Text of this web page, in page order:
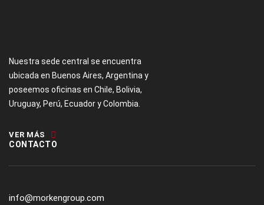
Nuestra sede central se encuentra
ubicada en Buenos Aires, Argentina y
poseemos oficinas en Chile, Bolivia,
Uruguay, Perú, Ecuador y Colombia.
VER MÁS
CONTACTO
info@morkengroup.com